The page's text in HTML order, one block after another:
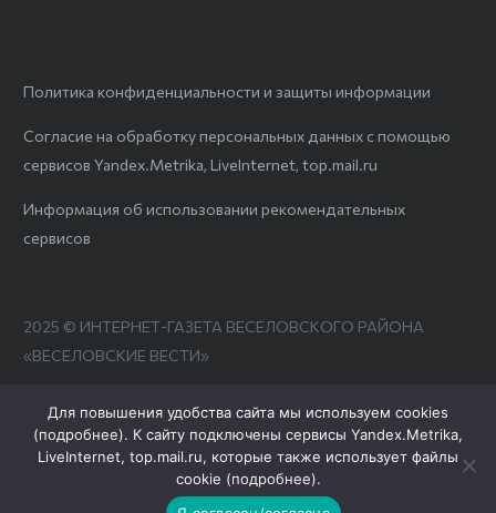
Политика конфиденциальности и защиты информации
Согласие на обработку персональных данных с помощью
сервисов Yandex.Metrika, LiveInternet, top.mail.ru
Информация об использовании рекомендательных
сервисов
2025 © ИНТЕРНЕТ-ГАЗЕТА ВЕСЕЛОВСКОГО РАЙОНА
«ВЕСЕЛОВСКИЕ ВЕСТИ»
Для повышения удобства сайта мы используем cookies
(подробнее). К сайту подключены сервисы Yandex.Metrika,
LiveInternet, top.mail.ru, которые также использует файлы
cookie (подробнее).